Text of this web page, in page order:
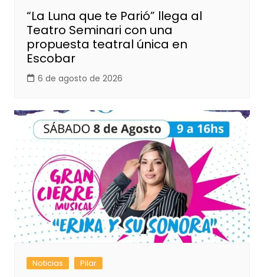
“La Luna que te Parió” llega al
Teatro Seminari con una
propuesta teatral única en
Escobar
6 de agosto de 2026
Noticias Pilar